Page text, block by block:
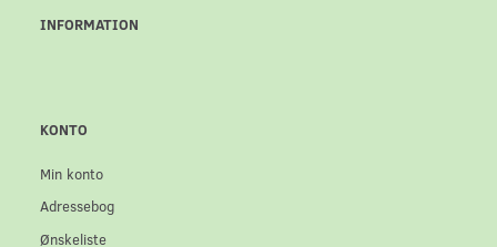
INFORMATION
KONTO
Min konto
Adressebog
Ønskeliste